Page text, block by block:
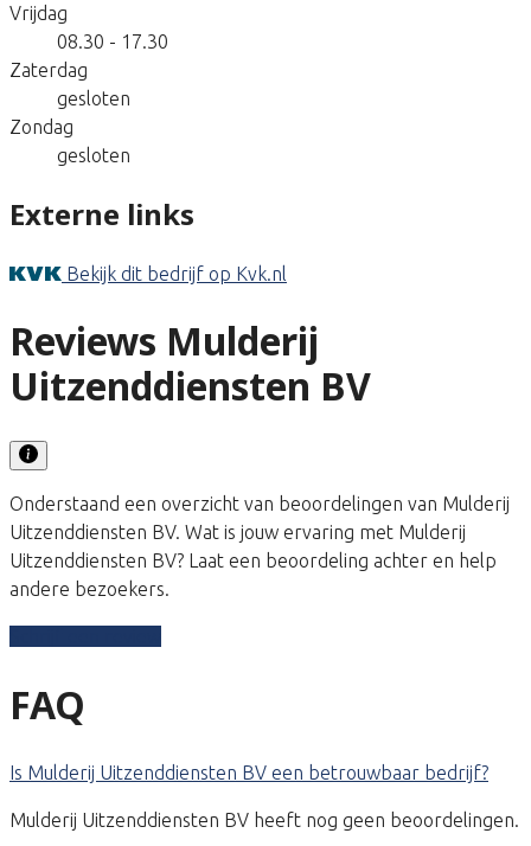
Vrijdag
08.30 - 17.30
Zaterdag
gesloten
Zondag
gesloten
Externe links
Bekijk dit bedrijf op Kvk.nl
Reviews Mulderij
Uitzenddiensten BV
Onderstaand een overzicht van beoordelingen van Mulderij
Uitzenddiensten BV. Wat is jouw ervaring met Mulderij
Uitzenddiensten BV? Laat een beoordeling achter en help
andere bezoekers.
FAQ
Is Mulderij Uitzenddiensten BV een betrouwbaar bedrijf?
Mulderij Uitzenddiensten BV heeft nog geen beoordelingen.